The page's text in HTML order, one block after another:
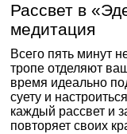
Рассвет в
медитация
Всего пять минут
тропе отделяют
время идеально
суету и
каждый рассвет и
повторяет своих